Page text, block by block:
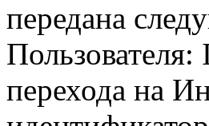
передана
перехода на